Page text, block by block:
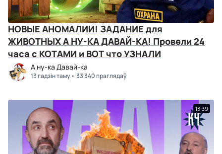
НОВЫЕ АНОМАЛИИ! ЗАДАНИЕ для
ЖИВОТНЫХ А НУ-КА ДАВАЙ-КА! Провели 24
часа с КОТАМИ и ВОТ что УЗНАЛИ
А ну-ка Давай-ка
13 гадзін таму 33 340 праглядаў
13:39